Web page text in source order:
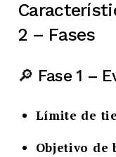
2 – Fases
🔎 Fase 1 –
Límite de
Objetivo de